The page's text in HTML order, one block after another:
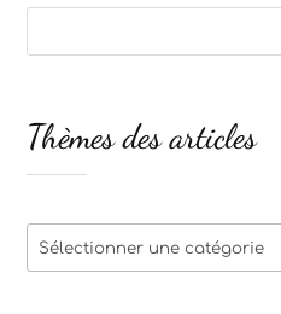
Thèmes des articles
Thèmes
des